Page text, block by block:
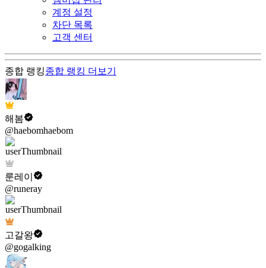
계정 설정
차단 목록
고객 센터
종합 랭킹종합 랭킹 더보기
해봄
@haebomhaebom
룬레이
@runeray
고갈왕
@gogalking